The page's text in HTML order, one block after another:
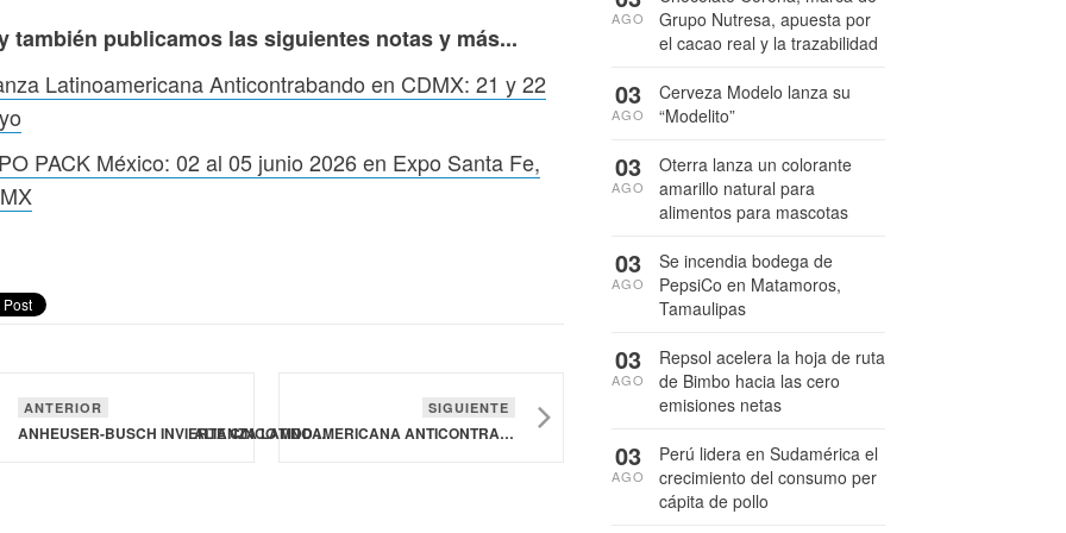
también publicamos las siguientes notas y más...
Latinoamericana Anticontrabando en CDMX: 21 y 22
PACK México: 02 al 05 junio 2026 en Expo Santa Fe,
ANTERIOR
ANHEUSER-BUSCH INVIERTE CINCO MDD EN LA CERVECERÍA DE COLUMBUS
SIGUIENTE
ALIANZA LATINOAMERICANA ANTICONTRABANDO EN CDMX: 21 Y 22 MAYO
Grupo Nutresa, apuesta por
el cacao real y la trazabilidad
AGO
Cerveza Modelo lanza su
“Modelito”
03
AGO
Oterra lanza un colorante
amarillo natural para
alimentos para mascotas
03
AGO
Se incendia bodega de
PepsiCo en Matamoros,
Tamaulipas
03
AGO
Repsol acelera la hoja de ruta
de Bimbo hacia las cero
emisiones netas
03
AGO
Perú lidera en Sudamérica el
crecimiento del consumo per
cápita de pollo
03
AGO